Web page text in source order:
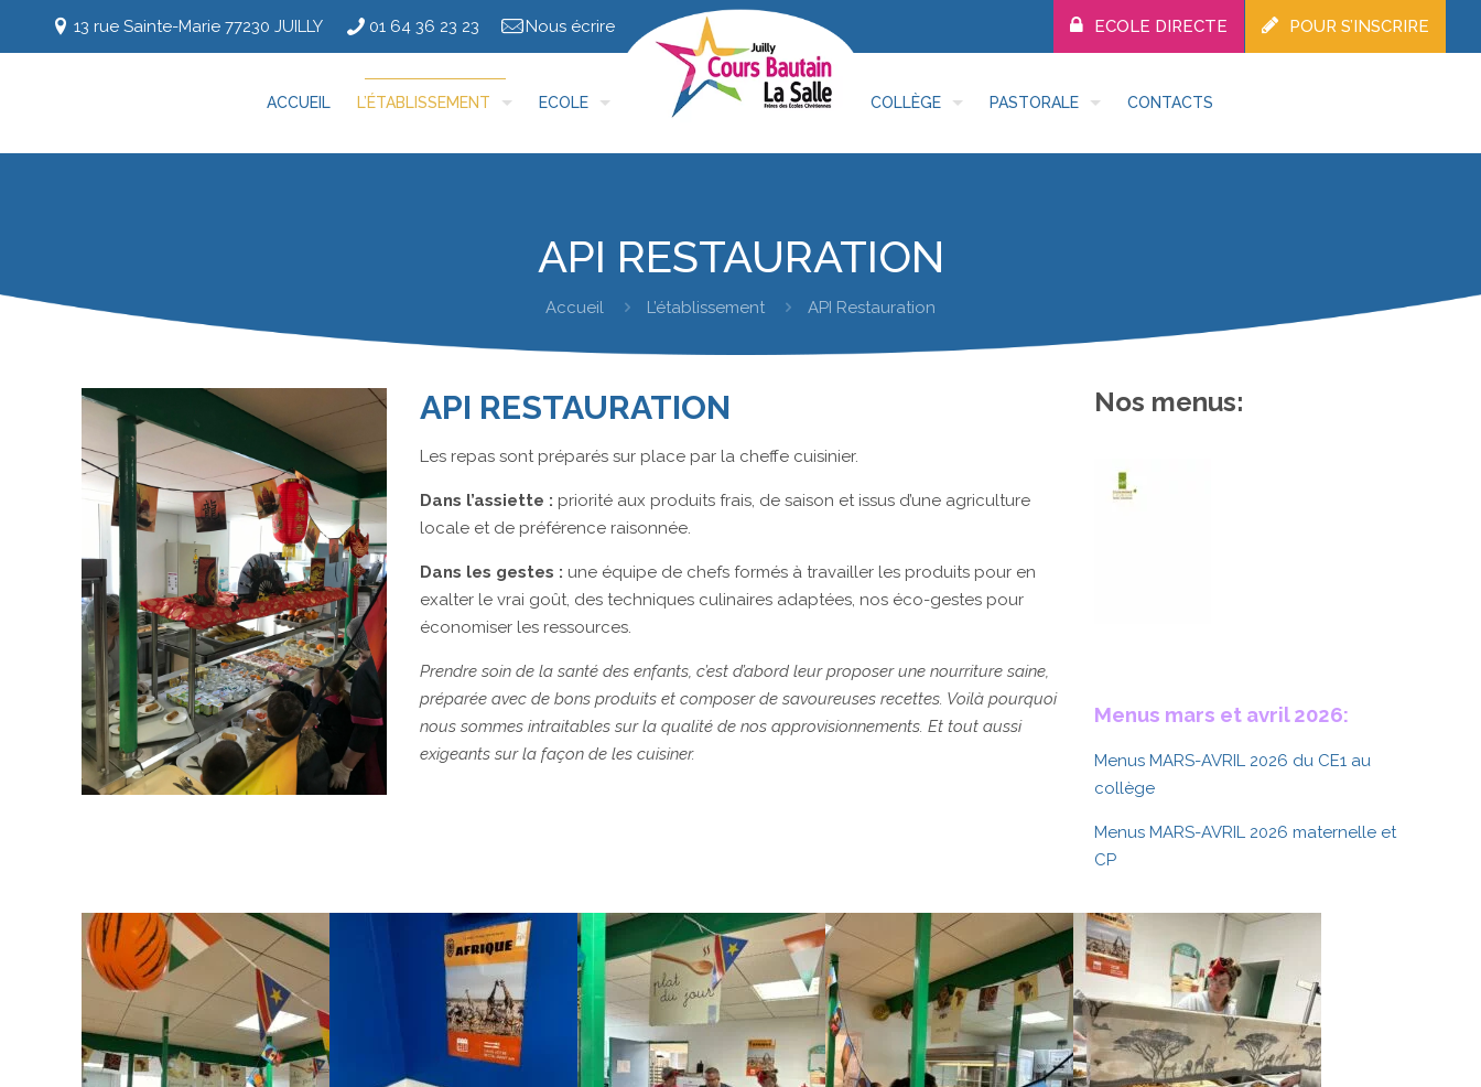
13 rue Sainte-Marie 77230 JUILLY 01 64 36 23 23 Nous écrire ECOLE DIRECTE POUR S’INSCRIRE
ACCUEIL L’ÉTABLISSEMENT ECOLE COLLÈGE PASTORALE CONTACTS
API RESTAURATION
Accueil L’établissement API Restauration
API RESTAURATION
Les repas sont préparés sur place par la cheffe cuisinier.
Dans l’assiette : priorité aux produits frais, de saison et issus d’une agriculture
locale et de préférence raisonnée.
Dans les gestes : une équipe de chefs formés à travailler les produits pour en
exalter le vrai goût, des techniques culinaires adaptées, nos éco-gestes pour
économiser les ressources.
Prendre soin de la santé des enfants, c’est d’abord leur proposer une nourriture saine,
préparée avec de bons produits et composer de savoureuses recettes. Voilà pourquoi
nous sommes intraitables sur la qualité de nos approvisionnements. Et tout aussi
exigeants sur la façon de les cuisiner.
Nos menus:
Menus mars et avril 2026:
Menus MARS-AVRIL 2026 du CE1 au
collège
Menus MARS-AVRIL 2026 maternelle et
CP